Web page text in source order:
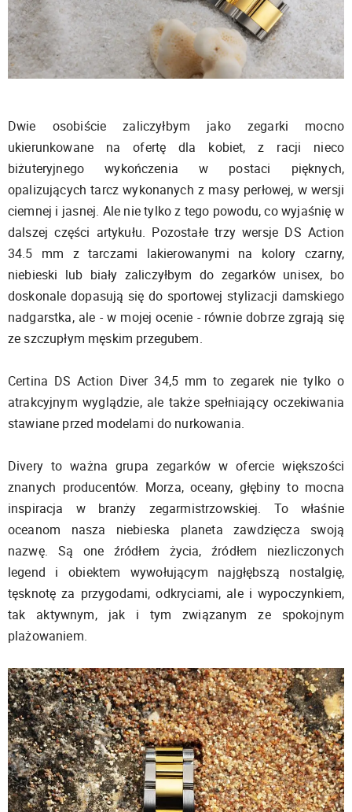
Dwie osobiście zaliczyłbym jako zegarki mocno
ukierunkowane na ofertę dla kobiet, z racji nieco
biżuteryjnego wykończenia w postaci pięknych,
opalizujących tarcz wykonanych z masy perłowej, w wersji
ciemnej i jasnej. Ale nie tylko z tego powodu, co wyjaśnię w
dalszej części artykułu. Pozostałe trzy wersje DS Action
34.5 mm z tarczami lakierowanymi na kolory czarny,
niebieski lub biały zaliczyłbym do zegarków unisex, bo
doskonale dopasują się do sportowej stylizacji damskiego
nadgarstka, ale - w mojej ocenie - równie dobrze zgrają się
ze szczupłym męskim przegubem.
Certina DS Action Diver 34,5 mm to zegarek nie tylko o
atrakcyjnym wyglądzie, ale także spełniający oczekiwania
stawiane przed modelami do nurkowania.
Divery to ważna grupa zegarków w ofercie większości
znanych producentów. Morza, oceany, głębiny to mocna
inspiracja w branży zegarmistrzowskiej. To właśnie
oceanom nasza niebieska planeta zawdzięcza swoją
nazwę. Są one źródłem życia, źródłem niezliczonych
legend i obiektem wywołującym najgłębszą nostalgię,
tęsknotę za przygodami, odkryciami, ale i wypoczynkiem,
tak aktywnym, jak i tym związanym ze spokojnym
plażowaniem.